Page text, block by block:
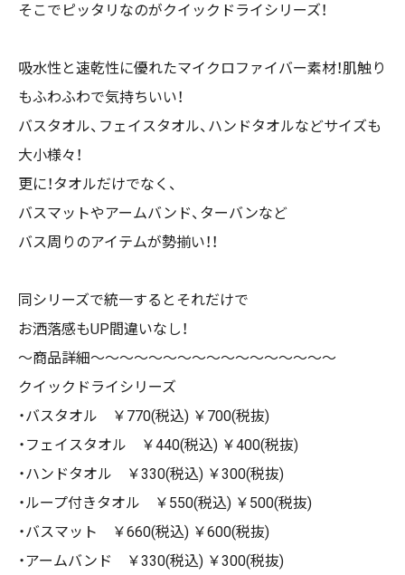
そこでピッタリなのがクイックドライシリーズ！
吸水性と速乾性に優れたマイクロファイバー素材！肌触り
もふわふわで気持ちいい！
バスタオル、フェイスタオル、ハンドタオルなどサイズも
大小様々！
更に！タオルだけでなく、
バスマットやアームバンド、ターバンなど
バス周りのアイテムが勢揃い！！
同シリーズで統一するとそれだけで
お洒落感もUP間違いなし！
〜商品詳細〜〜〜〜〜〜〜〜〜〜〜〜〜〜〜〜〜
クイックドライシリーズ
・バスタオル ￥770(税込) ￥700(税抜)
・フェイスタオル ￥440(税込) ￥400(税抜)
・ハンドタオル ￥330(税込) ￥300(税抜)
・ループ付きタオル ￥550(税込) ￥500(税抜)
・バスマット ￥660(税込) ￥600(税抜)
・アームバンド ￥330(税込) ￥300(税抜)